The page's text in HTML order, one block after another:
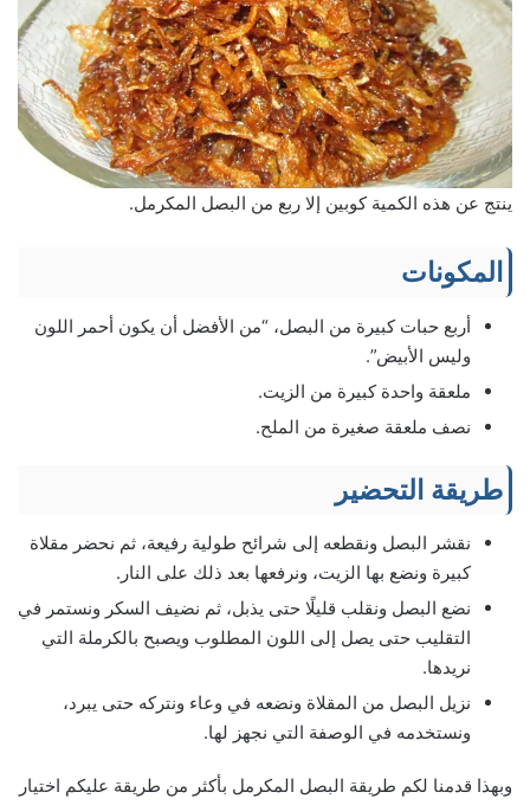
ينتج عن هذه الكمية كوبين إلا ربع من البصل المكرمل.
المكونات
أربع حبات كبيرة من البصل، “من الأفضل أن يكون أحمر اللون
وليس الأبيض”.
ملعقة واحدة كبيرة من الزيت.
نصف ملعقة صغيرة من الملح.
طريقة التحضير
نقشر البصل ونقطعه إلى شرائح طولية رفيعة، ثم نحضر مقلاة
كبيرة ونضع بها الزيت، ونرفعها بعد ذلك على النار.
نضع البصل ونقلب قليلًا حتى يذبل، ثم نضيف السكر ونستمر في
التقليب حتى يصل إلى اللون المطلوب ويصبح بالكرملة التي
نريدها.
نزيل البصل من المقلاة ونضعه في وعاء ونتركه حتى يبرد،
ونستخدمه في الوصفة التي نجهز لها.
وبهذا قدمنا لكم طريقة البصل المكرمل بأكثر من طريقة عليكم اختيار